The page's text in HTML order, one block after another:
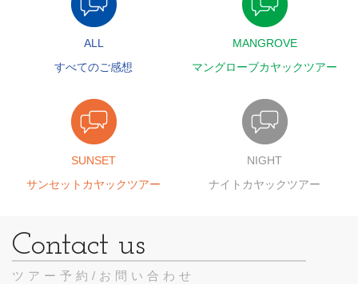
ALL
すべてのご感想
MANGROVE
マングローブカヤックツアー
SUNSET
サンセットカヤックツアー
NIGHT
ナイトカヤックツアー
ツアー予約/お問い合わせ